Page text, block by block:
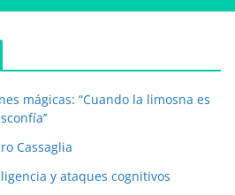
c
t
n
mágicas: “Cuando la limosna es
Cassaglia
y ataques cognitivos